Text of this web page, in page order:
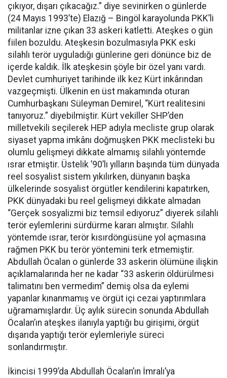
çıkıyor, dışarı çıkacağız.” diye sevinirken o günlerde
(24 Mayıs 1993’te) Elazığ – Bingöl karayolunda PKK’li
militanlar izne çıkan 33 askeri katletti. Ateşkes o gün
fiilen bozuldu. Ateşkesin bozulmasıyla PKK eski
silahlı terör uyguladığı günlerine geri dönünce biz de
içerde kaldık. İlk ateşkesin şöyle bir özel yanı vardı.
Devlet cumhuriyet tarihinde ilk kez Kürt inkârından
vazgeçmişti. Ülkenin en üst makamında oturan
Cumhurbaşkanı Süleyman Demirel, “Kürt realitesini
tanıyoruz.” diyebilmiştir. Kürt vekiller SHP’den
milletvekili seçilerek HEP adıyla mecliste grup olarak
siyaset yapma imkânı doğmuşken PKK meclisteki bu
olumlu gelişmeyi dikkate almamış silahlı yöntemde
ısrar etmiştir. Üstelik ’90’lı yılların başında tüm dünyada
reel sosyalist sistem yıkılırken, dünyanın başka
ülkelerinde sosyalist örgütler kendilerini kapatırken,
PKK dünyadaki bu reel gelişmeyi dikkate almadan
“Gerçek sosyalizmi biz temsil ediyoruz” diyerek silahlı
terör eylemlerini sürdürme kararı almıştır. Silahlı
yöntemde ısrar, terör kısırdöngüsüne yol açmasına
rağmen PKK bu terör yöntemini terk etmemiştir.
Abdullah Öcalan o günlerde 33 askerin ölümüne ilişkin
açıklamalarında her ne kadar “33 askerin öldürülmesi
talimatını ben vermedim” demiş olsa da eylemi
yapanlar kınanmamış ve örgüt içi cezai yaptırımlara
uğramamışlardır. Üç aylık sürecin sonunda Abdullah
Öcalan’ın ateşkes ilanıyla yaptığı bu girişimi, örgüt
dışarıda yaptığı terör eylemleriyle süreci
sonlandırmıştır.
İkincisi 1999’da Abdullah Öcalan’ın İmralı’ya